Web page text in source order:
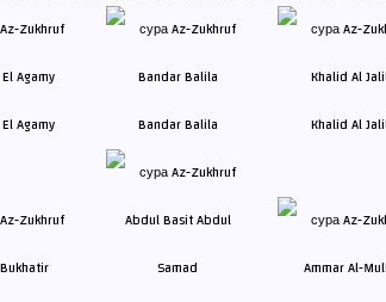
Agamy Bandar Balila Khalid Al